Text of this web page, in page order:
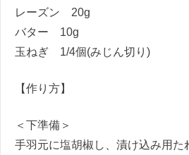
レーズン 20g
バター 10g
玉ねぎ 1/4個(みじん切り)
【作り方】
＜下準備＞
手羽元に塩胡椒し、漬け込み用た